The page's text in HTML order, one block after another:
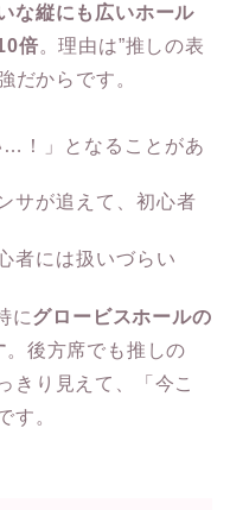
な縦にも広いホール
倍。理由は”推しの表
だからです。
！」となることがあ
サが追えて、初心者
者には扱いづらい
にグロービスホールの
。後方席でも推しの
きり見えて、「今こ
す。